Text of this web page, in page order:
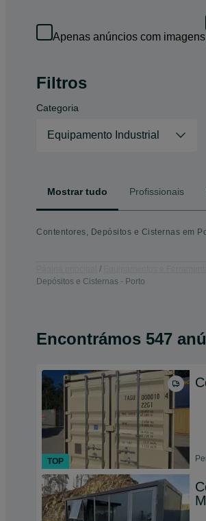
Apenas anúncios com imagens
Filtros
Categoria
Equipamento Industrial
Mostrar tudo Profissionais
Contentores, Depósitos e Cisternas em
Depósitos e Cisternas - Porto
Encontrámos 547
TOP